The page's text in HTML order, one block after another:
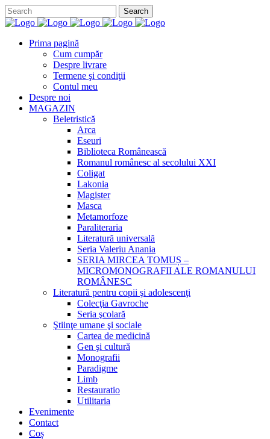
Prima pagină
Cum cumpăr
Despre livrare
Termene şi condiţii
Contul meu
Despre noi
MAGAZIN
Beletristică
Arca
Eseuri
Biblioteca Românească
Romanul românesc al secolului XXI
Coligat
Lakonia
Magister
Masca
Metamorfoze
Paraliteraria
Literatură universală
Seria Valeriu Anania
SERIA MIRCEA TOMUȘ –
MICROMONOGRAFII ALE ROMANULUI
ROMÂNESC
Literatură pentru copii şi adolescenţi
Colecţia Gavroche
Seria şcolară
Ştiinţe umane şi sociale
Cartea de medicină
Gen şi cultură
Monografii
Paradigme
Limb
Restauratio
Utilitaria
Evenimente
Contact
Coș